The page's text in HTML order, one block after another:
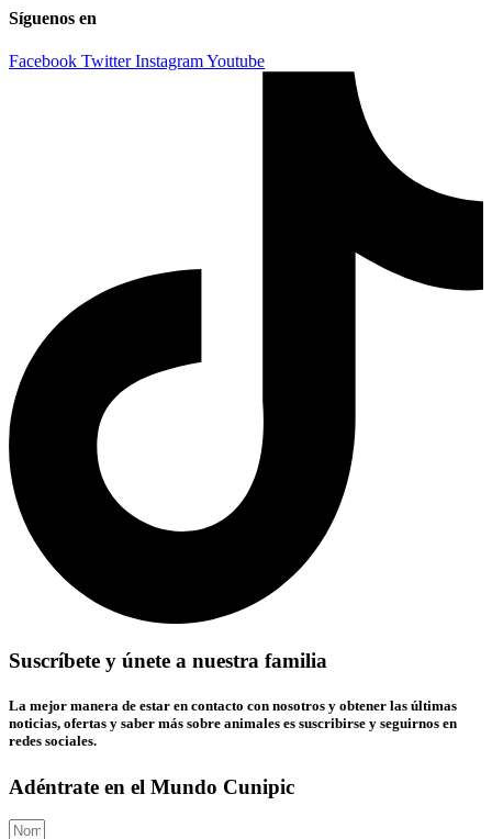
Síguenos en
Facebook Twitter InstagramYoutube
Suscríbete y únete a nuestra familia
La mejor manera de estar en contacto con nosotros y obtener las últimas
noticias, ofertas y saber más sobre animales es suscribirse y seguirnos en
redes sociales.
Adéntrate en el Mundo Cunipic